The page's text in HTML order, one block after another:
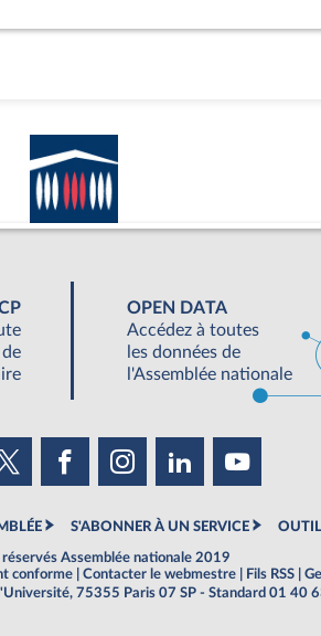
OPEN DATA
Accédez à toutes
les données de
l'Assemblée nationale
S'ABONNER À UN SERVICE
Assemblée nationale 2019
conforme Contacter le webmestre Fils RSS
75355 Paris 07 SP - Standard 01 40